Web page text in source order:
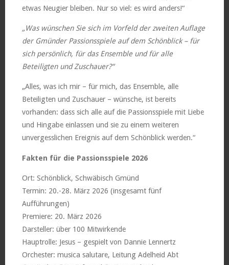
etwas Neugier bleiben. Nur so viel: es wird anders!“
„Was wünschen Sie sich im Vorfeld der zweiten Auflage
der Gmünder Passionsspiele auf dem Schönblick – für
sich persönlich, für das Ensemble und für alle
Beteiligten und Zuschauer?“
„Alles, was ich mir – für mich, das Ensemble, alle
Beteiligten und Zuschauer – wünsche, ist bereits
vorhanden: dass sich alle auf die Passionsspiele mit Liebe
und Hingabe einlassen und sie zu einem weiteren
unvergesslichen Ereignis auf dem Schönblick werden.“
Fakten für die Passionsspiele 2026
Ort: Schönblick, Schwäbisch Gmünd
Termin: 20.-28. März 2026 (insgesamt fünf
Aufführungen)
Premiere: 20. März 2026
Darsteller: über 100 Mitwirkende
Hauptrolle: Jesus – gespielt von Dannie Lennertz
Orchester: musica salutare, Leitung Adelheid Abt